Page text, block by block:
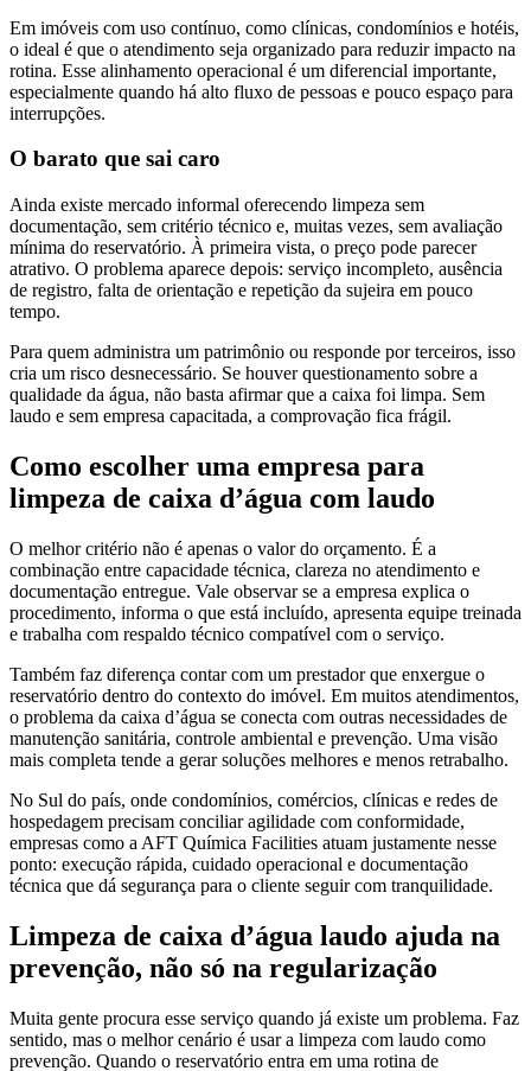
Em imóveis com uso contínuo, como clínicas, condomínios e hotéis,
o ideal é que o atendimento seja organizado para reduzir impacto na
rotina. Esse alinhamento operacional é um diferencial importante,
especialmente quando há alto fluxo de pessoas e pouco espaço para
interrupções.
O barato que sai caro
Ainda existe mercado informal oferecendo limpeza sem
documentação, sem critério técnico e, muitas vezes, sem avaliação
mínima do reservatório. À primeira vista, o preço pode parecer
atrativo. O problema aparece depois: serviço incompleto, ausência
de registro, falta de orientação e repetição da sujeira em pouco
tempo.
Para quem administra um patrimônio ou responde por terceiros, isso
cria um risco desnecessário. Se houver questionamento sobre a
qualidade da água, não basta afirmar que a caixa foi limpa. Sem
laudo e sem empresa capacitada, a comprovação fica frágil.
Como escolher uma empresa para
limpeza de caixa d’água com laudo
O melhor critério não é apenas o valor do orçamento. É a
combinação entre capacidade técnica, clareza no atendimento e
documentação entregue. Vale observar se a empresa explica o
procedimento, informa o que está incluído, apresenta equipe treinada
e trabalha com respaldo técnico compatível com o serviço.
Também faz diferença contar com um prestador que enxergue o
reservatório dentro do contexto do imóvel. Em muitos atendimentos,
o problema da caixa d’água se conecta com outras necessidades de
manutenção sanitária, controle ambiental e prevenção. Uma visão
mais completa tende a gerar soluções melhores e menos retrabalho.
No Sul do país, onde condomínios, comércios, clínicas e redes de
hospedagem precisam conciliar agilidade com conformidade,
empresas como a AFT Química Facilities atuam justamente nesse
ponto: execução rápida, cuidado operacional e documentação
técnica que dá segurança para o cliente seguir com tranquilidade.
Limpeza de caixa d’água laudo ajuda na
prevenção, não só na regularização
Muita gente procura esse serviço quando já existe um problema. Faz
sentido, mas o melhor cenário é usar a limpeza com laudo como
prevenção. Quando o reservatório entra em uma rotina de